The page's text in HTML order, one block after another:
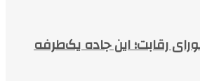
۸۵۶ شورای رقابت؛ این جاده یک‌طرفه